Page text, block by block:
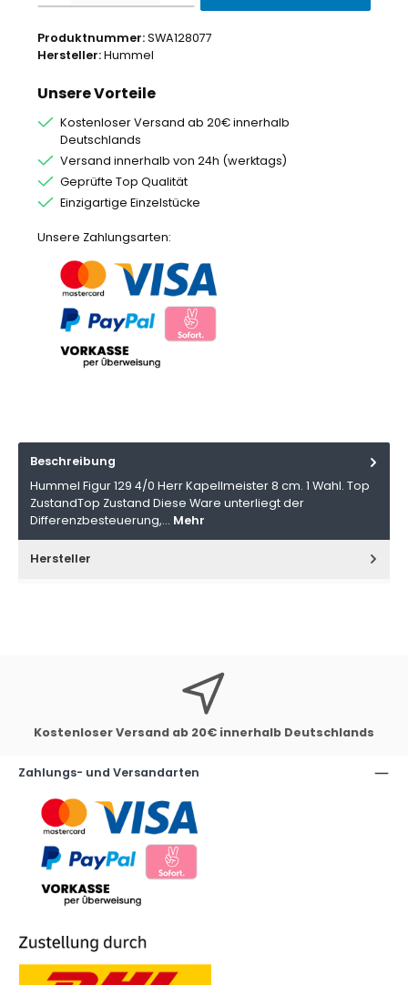
Produktnummer:SWA128077
Hersteller:Hummel
Unsere Vorteile
Kostenloser Versand ab 20€ innerhalb
Deutschlands
Versand innerhalb von 24h (werktags)
Geprüfte Top Qualität
Einzigartige Einzelstücke
Unsere Zahlungsarten:
Beschreibung
Hummel Figur 129 4/0 Herr Kapellmeister 8 cm. 1 Wahl. Top
ZustandTop Zustand Diese Ware unterliegt der
Differenzbesteuerung,… Mehr
Hersteller
Kostenloser Versand ab 20€ innerhalb Deutschlands
Zahlungs- und Versandarten